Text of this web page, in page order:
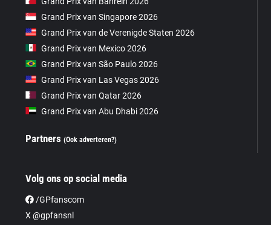
Grand Prix van Singapore 2026
Grand Prix van de Verenigde Staten 2026
Grand Prix van Mexico 2026
Grand Prix van São Paulo 2026
Grand Prix van Las Vegas 2026
Grand Prix van Qatar 2026
Grand Prix van Abu Dhabi 2026
Partners(Ook adverteren?)
Volg ons op social media
/GPfanscom
X @gpfansnl